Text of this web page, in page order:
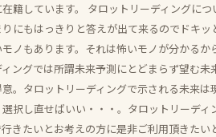
在籍しています。 タロットリーディングに
りにもはっきりと答えが出て来るのでドキ
モノもあります。それは怖いモノが分かる
ィングでは所謂未来予測にとどまらず望む
意。タロットリーディングで示される未来
選択し直せばいい・・・。タロットリーデ
行きたいとお考えの方に是非ご利用頂きた